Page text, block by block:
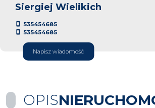
Siergiej Wielikich
535454685
535454685
Napisz wiadomość
OPIS